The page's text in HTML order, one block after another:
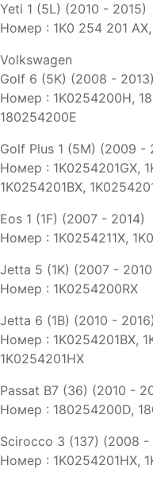
Yeti 1 (5L) (2010 - 2015)
Номер : 1K0 254 201
Volkswagen
Golf 6 (5K) (2008 - 2013)
Номер : 1K0254200H,
180254200E
Golf Plus 1 (5M) (2009 -
Номер : 1K0254201GX,
1K0254201BX,
Eos 1 (1F) (2007 - 2014)
Номер : 1K0254211X,
Jetta 5 (1K) (2007 -
Номер : 1K0254200RX
Jetta 6 (1B) (2010 - 2016)
Номер : 1K0254201BX,
1K0254201HX
Passat B7 (36) (2010 -
Номер : 180254200D,
Scirocco 3 (137) (2008 -
Номер : 1K0254201HX,